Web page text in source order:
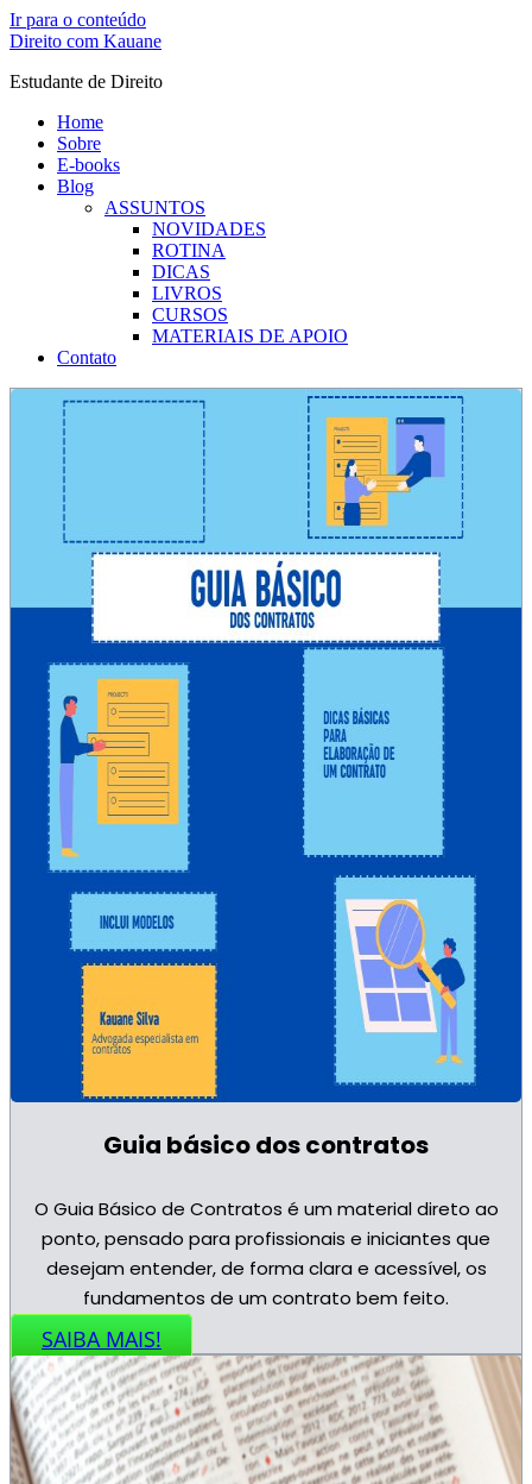
Ir para o conteúdo
Direito com Kauane
Estudante de Direito
Home
Sobre
E-books
Blog
ASSUNTOS
NOVIDADES
ROTINA
DICAS
LIVROS
CURSOS
MATERIAIS DE APOIO
Contato
Guia básico dos contratos
O Guia Básico de Contratos é um material direto ao
ponto, pensado para profissionais e iniciantes que
desejam entender, de forma clara e acessível, os
fundamentos de um contrato bem feito.
SAIBA MAIS!